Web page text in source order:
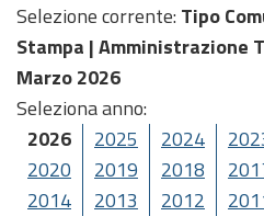
Selezione corrente: Tipo
Stampa |Amministrazione
Marzo 2026
Seleziona anno:
2026
2025 2024
2020
2019 2018
2014
2013 2012